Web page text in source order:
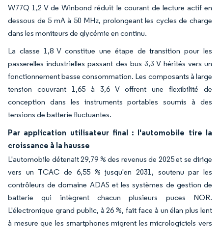
W77Q 1,2 V de Winbond réduit le courant de lecture actif en
dessous de 5 mA à 50 MHz, prolongeant les cycles de charge
dans les moniteurs de glycémie en continu.
La classe 1,8 V constitue une étape de transition pour les
passerelles industrielles passant des bus 3,3 V hérités vers un
fonctionnement basse consommation. Les composants à large
tension couvrant 1,65 à 3,6 V offrent une flexibilité de
conception dans les instruments portables soumis à des
tensions de batterie fluctuantes.
Par application utilisateur final : l'automobile tire la
croissance à la hausse
L'automobile détenait 29,79 % des revenus de 2025 et se dirige
vers un TCAC de 6,55 % jusqu'en 2031, soutenu par les
contrôleurs de domaine ADAS et les systèmes de gestion de
batterie qui intègrent chacun plusieurs puces NOR.
L'électronique grand public, à 26 %, fait face à un élan plus lent
à mesure que les smartphones migrent les micrologiciels vers